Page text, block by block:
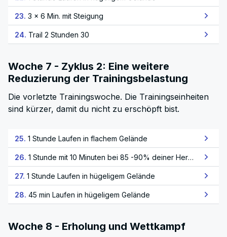
23. 3 × 6 Min. mit Steigung
24. Trail 2 Stunden 30
Woche 7 - Zyklus 2: Eine weitere
Reduzierung der Trainingsbelastung
Die vorletzte Trainingswoche. Die Trainingseinheiten
sind kürzer, damit du nicht zu erschöpft bist.
25. 1 Stunde Laufen in flachem Gelände
26. 1 Stunde mit 10 Minuten bei 85 -90% deiner Herzfrequenz
27. 1 Stunde Laufen in hügeligem Gelände
28. 45 min Laufen in hügeligem Gelände
Woche 8 - Erholung und Wettkampf